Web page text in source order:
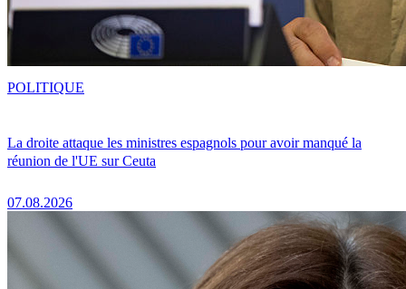
La droite attaque les ministres espagnols pour avoir manqué la
réunion de l'UE sur Ceuta
07.08.2026
POLITIQUE